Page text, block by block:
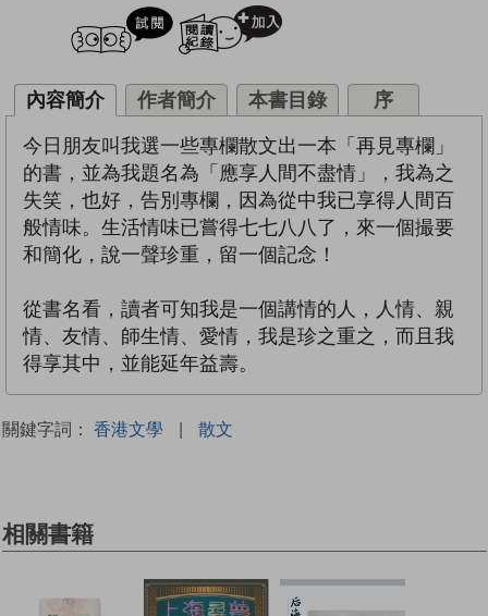
試閲
內容簡介 作者簡介 本書目錄 序
今日朋友叫我選一些專欄散文出一本「再見專欄」
的書，並為我題名為「應享人間不盡情」，我為之
失笑，也好，告別專欄，因為從中我已享得人間百
般情味。生活情味已嘗得七七八八了，來一個撮要
和簡化，說一聲珍重，留一個記念！
從書名看，讀者可知我是一個講情的人，人情、親
情、友情、師生情、愛情，我是珍之重之，而且我
得享其中，並能延年益壽。
關鍵字詞： 香港文學 | 散文
相關書籍